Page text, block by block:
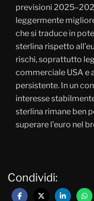
previsioni
leggermente
che si traduce in
sterlina rispetto
rischi, soprattutto
commerciale USA e
persistente. In un
interesse
sterlina rimane ben
superare l’euro nel
Condividi: